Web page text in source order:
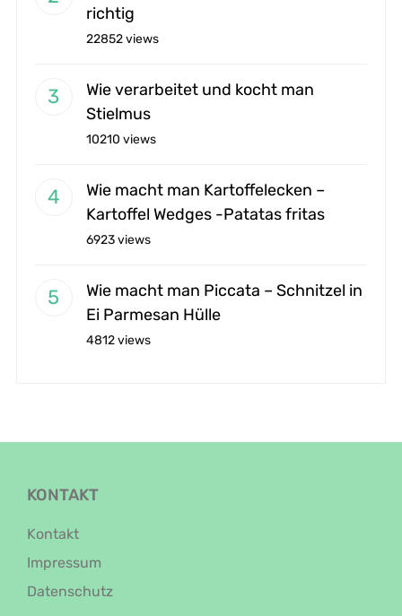
richtig
22852 views
Wie verarbeitet und kocht man
Stielmus
10210 views
Wie macht man Kartoffelecken –
Kartoffel Wedges -Patatas fritas
6923 views
Wie macht man Piccata – Schnitzel in
Ei Parmesan Hülle
4812 views
KONTAKT
Kontakt
Impressum
Datenschutz